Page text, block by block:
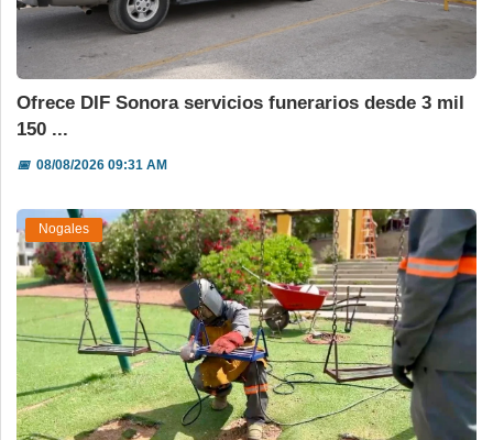
Ofrece DIF Sonora servicios funerarios desde 3 mil
150 ...
📅08/08/2026 09:31 AM
Nogales